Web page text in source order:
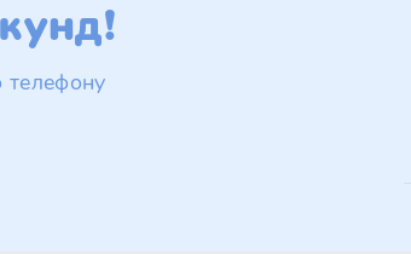
телефону